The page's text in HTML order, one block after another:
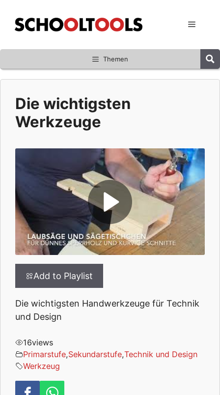
Inhalt
springen
Menü
Themen
Die wichtigsten
Werkzeuge
Add to Playlist
Die wichtigsten Handwerkzeuge für Technik
und Design
16views
Primarstufe,Sekundarstufe,Technik und Design
Werkzeug